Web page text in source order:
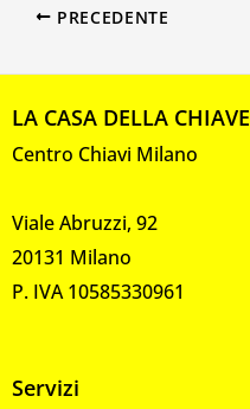
PRECEDENTE
LA CASA DELLA CHIAVE
Centro Chiavi Milano
Viale Abruzzi, 92
20131 Milano
P. IVA 10585330961
Servizi